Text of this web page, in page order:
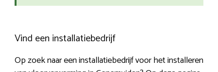
Vind een installatiebedrijf
Op zoek naar een installatiebedrijf voor het installeren